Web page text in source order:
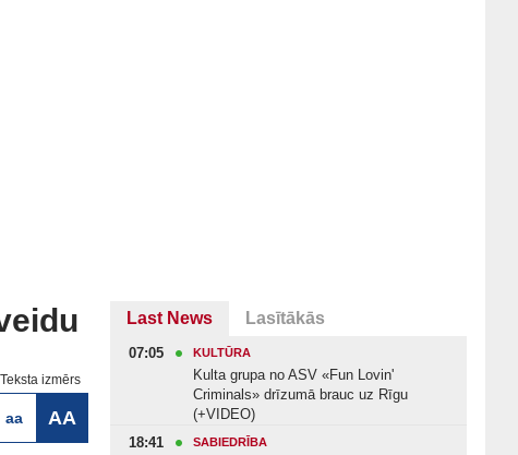
Teksta izmērs
aa AA
Last News Lasītākās
07:05 KULTŪRA
Kulta grupa no ASV «Fun Lovin'
Criminals» drīzumā brauc uz Rīgu
(+VIDEO)
18:41
SABIEDRĪBA